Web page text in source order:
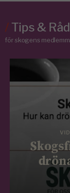
/Tips & Råd
för skogens